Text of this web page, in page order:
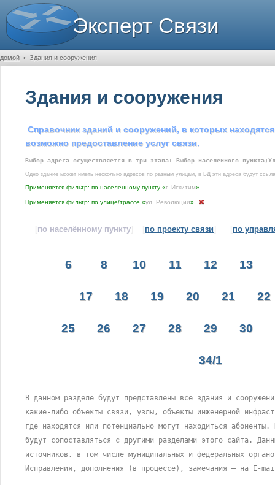
Эксперт Связи
домой • Здания и сооружения
Здания и сооружения
Справочник зданий и сооружений, в которых
возможно предоставление услуг связи.
Выбор адреса осуществляется в три этапа: Выбор населенного пункта;
Одно здание может иметь несколько адресов по разным улицам, в БД эти адреса будут
Применяется фильтр: по населенному пункту «г. Искитим»
Применяется фильтр: по улице/трассе «ул. Революции»
по населённому пункту] по проекту связи по
6 8 10 11 12 13
17 18 19 20 21 22
25 26 27 28 29 30
34/1
В данном разделе будут представлены все здания и
какие-либо объекты связи, узлы, объекты инженерной
где находятся или потенциально могут находиться
будут сопоставляться с другими разделами этого сайта.
источников, в том числе муниципальных и федеральных
Исправления, дополнения (в процессе), замечания – на